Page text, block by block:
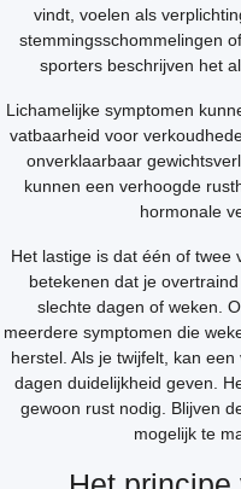
vindt, voelen als
stemmingsschommelingen
sporters beschrijven het
Lichamelijke symptomen
vatbaarheid voor
onverklaarbaar
kunnen een verhoogde
hormonale
Het lastige is dat één of twee
betekenen dat je
slechte dagen of weken.
meerdere symptomen die
herstel. Als je twijfelt, kan
dagen duidelijkheid geven.
gewoon rust nodig. Blijven
mogelijk te